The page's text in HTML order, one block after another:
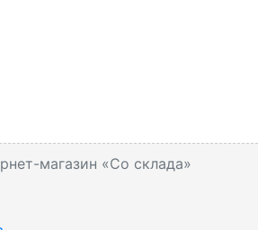
магазин «Со склада»